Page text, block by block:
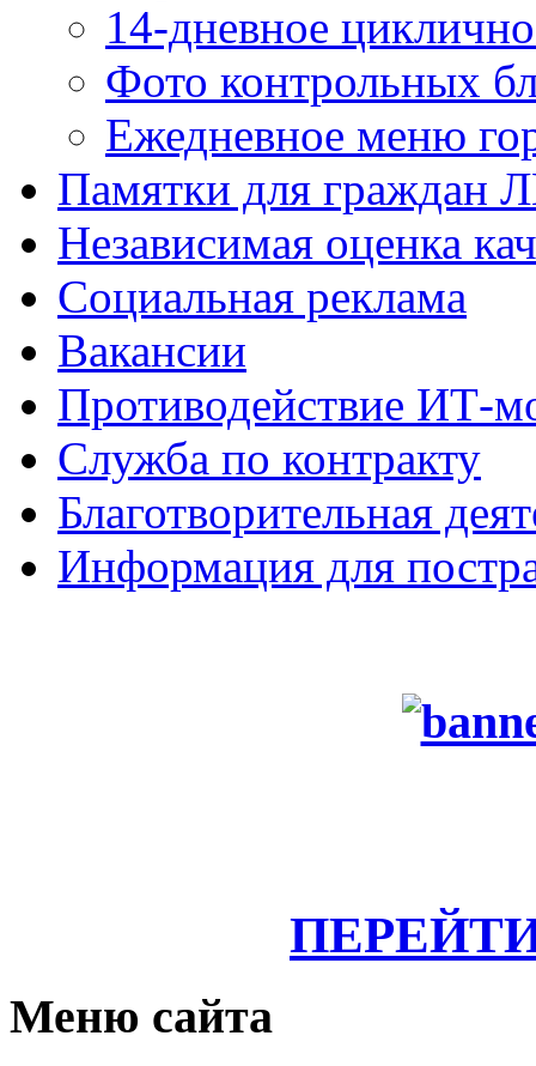
14-дневное
Фото контрольных
Ежедневное меню
Памятки для граждан
Независимая оценка
Социальная реклама
Вакансии
Противодействие ИТ-
Служба по контракту
Благотворительная
Информация для
Меню сайта